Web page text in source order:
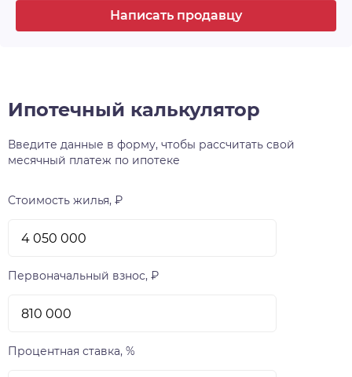
Написать продавцу
Ипотечный калькулятор
Введите данные в форму, чтобы рассчитать свой
месячный платеж по ипотеке
Стоимость жилья, ₽
Первоначальный взнос, ₽
Процентная ставка, %